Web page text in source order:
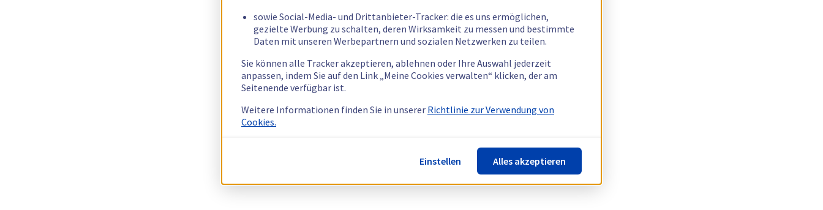
sowie Social-Media- und Drittanbieter-Tracker: die es uns ermöglichen,
gezielte Werbung zu schalten, deren Wirksamkeit zu messen und bestimmte
Daten mit unseren Werbepartnern und sozialen Netzwerken zu teilen.
Sie können alle Tracker akzeptieren, ablehnen oder Ihre Auswahl jederzeit
anpassen, indem Sie auf den Link „Meine Cookies verwalten“ klicken, der am
Seitenende verfügbar ist.
Weitere Informationen finden Sie in unserer Richtlinie zur Verwendung von
Cookies.
Einstellen Alles akzeptieren